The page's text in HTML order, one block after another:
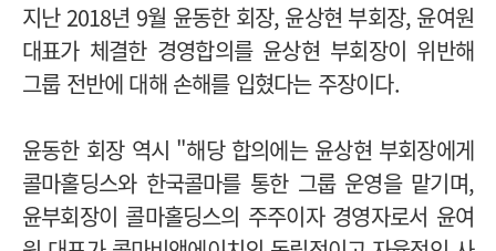
지난 2018년 9월 윤동한 회장, 윤상현 부회장, 윤여원
대표가 체결한 경영합의를 윤상현 부회장이 위반해
그룹 전반에 대해 손해를 입혔다는 주장이다.
윤동한 회장 역시 "해당 합의에는 윤상현 부회장에게
콜마홀딩스와 한국콜마를 통한 그룹 운영을 맡기며,
윤부회장이 콜마홀딩스의 주주이자 경영자로서 윤여